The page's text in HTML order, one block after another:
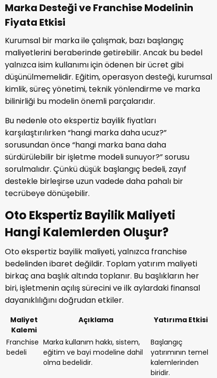
Marka Desteği ve Franchise Modelinin
Fiyata Etkisi
Kurumsal bir marka ile çalışmak, bazı başlangıç
maliyetlerini beraberinde getirebilir. Ancak bu bedel
yalnızca isim kullanımı için ödenen bir ücret gibi
düşünülmemelidir. Eğitim, operasyon desteği, kurumsal
kimlik, süreç yönetimi, teknik yönlendirme ve marka
bilinirliği bu modelin önemli parçalarıdır.
Bu nedenle oto ekspertiz bayilik fiyatları
karşılaştırılırken “hangi marka daha ucuz?”
sorusundan önce “hangi marka bana daha
sürdürülebilir bir işletme modeli sunuyor?” sorusu
sorulmalıdır. Çünkü düşük başlangıç bedeli, zayıf
destekle birleşirse uzun vadede daha pahalı bir
tecrübeye dönüşebilir.
Oto Ekspertiz Bayilik Maliyeti
Hangi Kalemlerden Oluşur?
Oto ekspertiz bayilik maliyeti, yalnızca franchise
bedelinden ibaret değildir. Toplam yatırım maliyeti
birkaç ana başlık altında toplanır. Bu başlıkların her
biri, işletmenin açılış sürecini ve ilk aylardaki finansal
dayanıklılığını doğrudan etkiler.
Maliyet
Kalemi
Açıklama Yatırıma Etkisi
Franchise
bedeli
Marka kullanım hakkı, sistem,
eğitim ve bayi modeline dahil
olma bedelidir.
Başlangıç
yatırımının temel
kalemlerinden
biridir.